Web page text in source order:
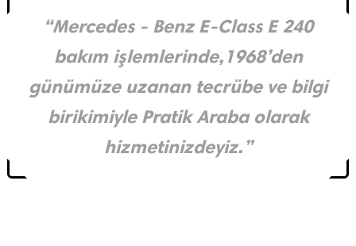
“Mercedes - Benz E-Class E 240
bakım işlemlerinde,1968’den
günümüze uzanan tecrübe ve bilgi
birikimiyle Pratik Araba olarak
hizmetinizdeyiz.”